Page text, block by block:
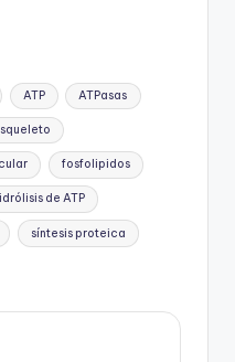
ATP ATPasas
fosfolipidos
de ATP
síntesis proteica